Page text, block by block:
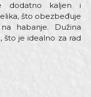
dodatno kaljen i
što obezbeđuje
habanje. Dužina
što je idealno za rad